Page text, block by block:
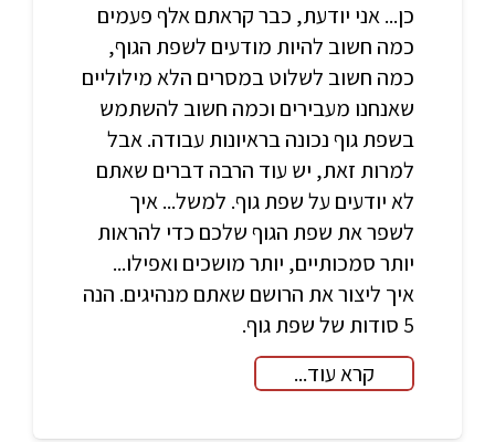
כן... אני יודעת, כבר קראתם אלף פעמים
כמה חשוב להיות מודעים לשפת הגוף,
כמה חשוב לשלוט במסרים הלא מילוליים
שאנחנו מעבירים וכמה חשוב להשתמש
בשפת גוף נכונה בראיונות עבודה. אבל
למרות זאת, יש עוד הרבה דברים שאתם
לא יודעים על שפת גוף. למשל... איך
לשפר את שפת הגוף שלכם כדי להראות
יותר סמכותיים, יותר מושכים ואפילו...
איך ליצור את הרושם שאתם מנהיגים. הנה
5 סודות של שפת גוף.
קרא עוד...